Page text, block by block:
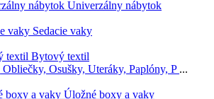
Univerzálny nábytok
Sedacie vaky
Bytový textil
Obliečky, Osušky, Uteráky, Paplóny, P ...
Úložné boxy a vaky